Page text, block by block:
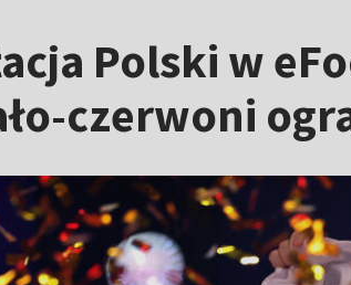
Polski w
czerwoni